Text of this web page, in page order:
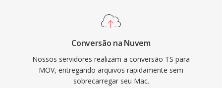
Conversão na Nuvem
Nossos servidores realizam a conversão TS para
MOV, entregando arquivos rapidamente sem
sobrecarregar seu Mac.